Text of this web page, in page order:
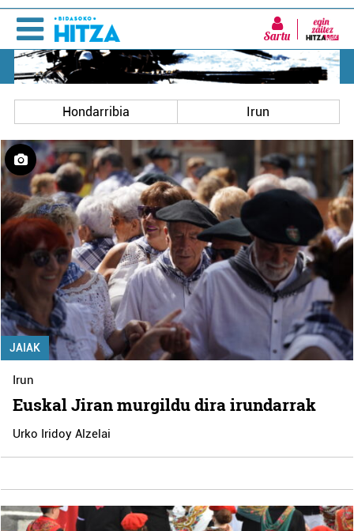
Sartu
Hondarribia Irun
JAIAK
Irun
Euskal Jiran murgildu dira irundarrak
Urko Iridoy Alzelai